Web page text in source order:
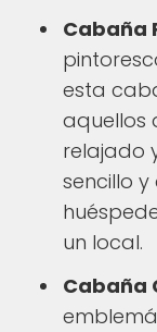
Cabaña
esta
aquellos
relajado
sencillo
un local.
Cabaña